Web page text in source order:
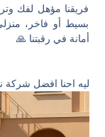
فريقنا مؤهل لفك
بسيط أو فاخر،
أمانة في رقبتنا 🙏
ليه احنا افضل شركة